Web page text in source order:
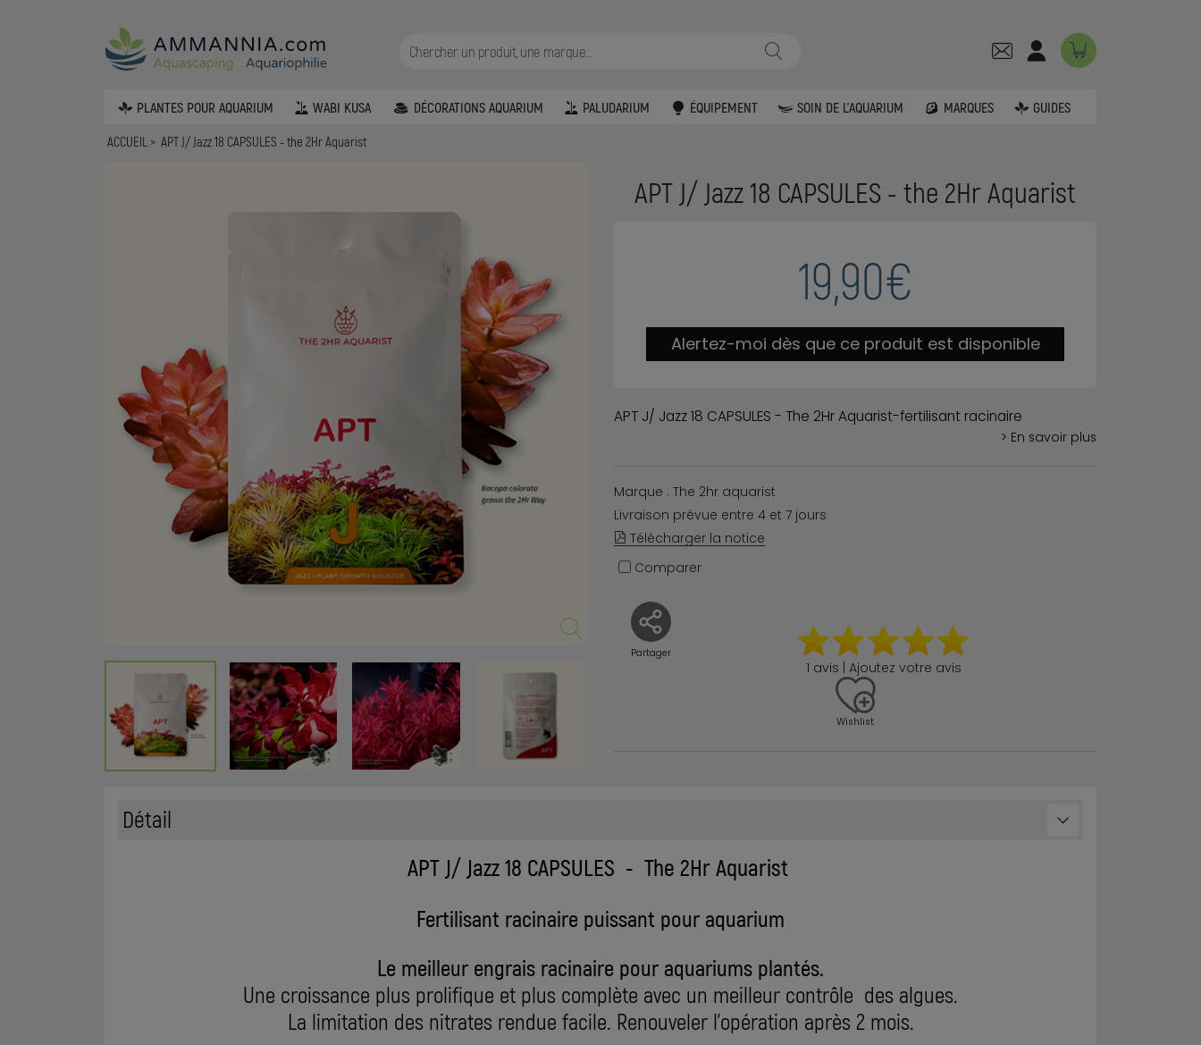
PLANTES POUR AQUARIUM WABI KUSA DÉCORATIONS AQUARIUM PALUDARIUM ÉQUIPEMENT SOIN DE L'AQUARIUM MARQUES GUIDES
ACCUEIL APT J/ Jazz 18 CAPSULES - the 2Hr Aquarist
APT J/ Jazz 18 CAPSULES - the 2Hr Aquarist
19,90€
Alertez-moi dès que ce produit est disponible
APT J/ Jazz 18 CAPSULES - The 2Hr Aquarist-fertilisant racinaire
> En savoir plus
Marque : The 2hr aquarist
Livraison prévue entre 4 et 7 jours
Télécharger la notice
Comparer
Partager
1 avis | Ajoutez votre avis
Wishlist
Détail
APT J/ Jazz 18 CAPSULES - The 2Hr Aquarist
Fertilisant racinaire puissant pour aquarium
Le meilleur engrais racinaire pour aquariums plantés.
Une croissance plus prolifique et plus complète avec un meilleur contrôle des algues.
La limitation des nitrates rendue facile. Renouveler l'opération après 2 mois.